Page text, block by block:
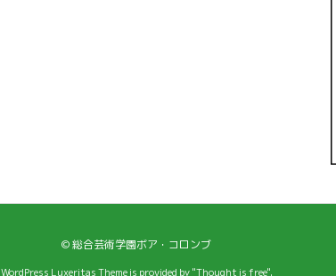
©総合芸術学園ボア・コロンブ
WordPress Luxeritas Theme is provided by "Thought is free".